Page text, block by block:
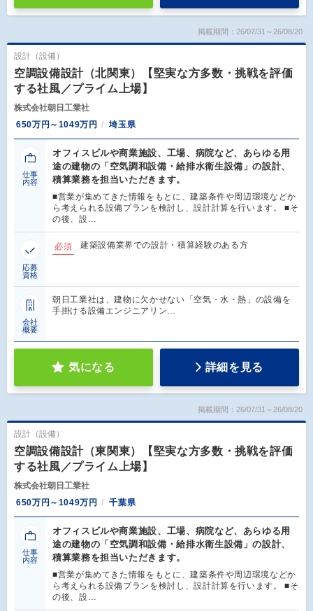
掲載期間：26/07/31～26/08/20
設計（設備）
空調設備設計（北関東）【堅実な方多数・挑戦を評価
する社風／プライム上場】
株式会社朝日工業社
650万円～1049万円
埼玉県
仕事
内容
オフィスビルや商業施設、工場、病院など、あらゆる用
途の建物の「空気調和設備・給排水衛生設備」の設計、
積算業務を担当いただきます。
■営業が集めてきた情報をもとに、建築条件や周辺環境などか
ら考えられる設備プランを検討し、設計計算を行います。 ■そ
の後、設…
応募
資格
必須 建築設備業界での設計・積算経験のある方
会社
概要
朝日工業社は、建物に欠かせない「空気・水・熱」の設備を
手掛ける設備エンジニアリン…
気になる 詳細を見る
掲載期間：26/07/31～26/08/20
設計（設備）
空調設備設計（東関東）【堅実な方多数・挑戦を評価
する社風／プライム上場】
株式会社朝日工業社
650万円～1049万円
千葉県
仕事
内容
オフィスビルや商業施設、工場、病院など、あらゆる用
途の建物の「空気調和設備・給排水衛生設備」の設計、
積算業務を担当いただきます。
■営業が集めてきた情報をもとに、建築条件や周辺環境などか
ら考えられる設備プランを検討し、設計計算を行います。 ■そ
の後、設…